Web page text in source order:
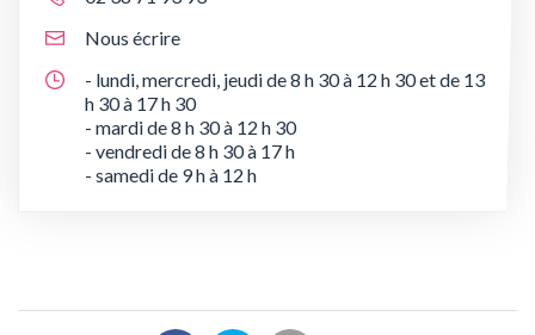
Nous écrire
- lundi, mercredi, jeudi de 8 h 30 à 12 h 30 et de 13
h 30 à 17 h 30
- mardi de 8 h 30 à 12 h 30
- vendredi de 8 h 30 à 17 h
- samedi de 9 h à 12 h